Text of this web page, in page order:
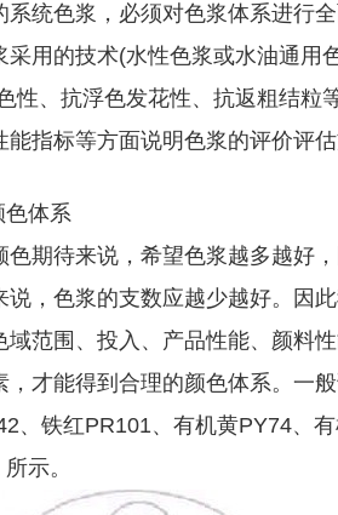
系统色浆，必须对色浆体系进行
采用的技术(水性色浆或水油通用
性、抗浮色发花性、抗返粗结粒
能指标等方面说明色浆的评价评估
色体系
色期待来说，希望色浆越多越好
说，色浆的支数应越少越好。因
域范围、投入、产品性能、颜料
，才能得到合理的颜色体系。一
、铁红PR101、有机黄PY74、
示。